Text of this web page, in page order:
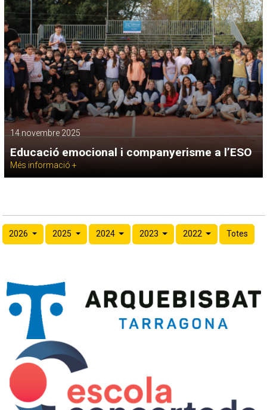
14 novembre 2025
Educació emocional i companyerisme a l’ESO
Més informació +
2026 2025 2024 2023 2022 Totes